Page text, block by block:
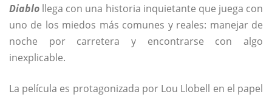
Diablo llega con una historia inquietante que juega con
uno de los miedos más comunes y reales: manejar de
noche por carretera y encontrarse con algo
inexplicable.
La película es protagonizada por Lou Llobell en el papel